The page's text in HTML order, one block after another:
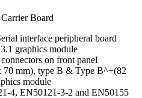
Board
interface peripheral board
graphics module
on front panel
70 mm), type B & Type B^+(82
module
4, EN50121-3-2 and EN50155